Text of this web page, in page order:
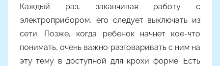
l
y
o
Каждый раз, заканчивая работу с
электроприбором, его следует выключать из
сети. Позже, когда ребенок начнет кое-что
понимать, очень важно разговаривать с ним на
эту тему в доступной для крохи форме. Есть